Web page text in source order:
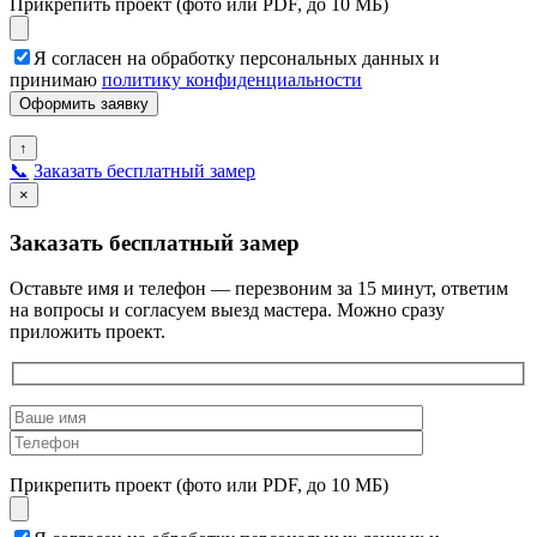
Я согласен на обработку персональных данных и
принимаю политику конфиденциальности
↑
📞 Заказать бесплатный замер
×
Заказать бесплатный замер
Оставьте имя и телефон — перезвоним за 15 минут, ответим
на вопросы и согласуем выезд мастера. Можно сразу
приложить проект.
Прикрепить проект (фото или PDF, до 10 МБ)